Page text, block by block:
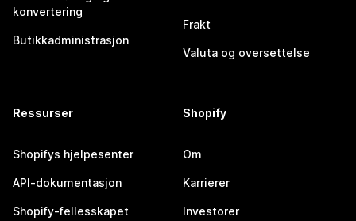
konvertering
Butikkadministrasjon
Frakt
Valuta og oversettelse
Ressurser
Shopifys hjelpesenter
API-dokumentasjon
Shopify-fellesskapet
Shopify
Om
Karrierer
Investorer